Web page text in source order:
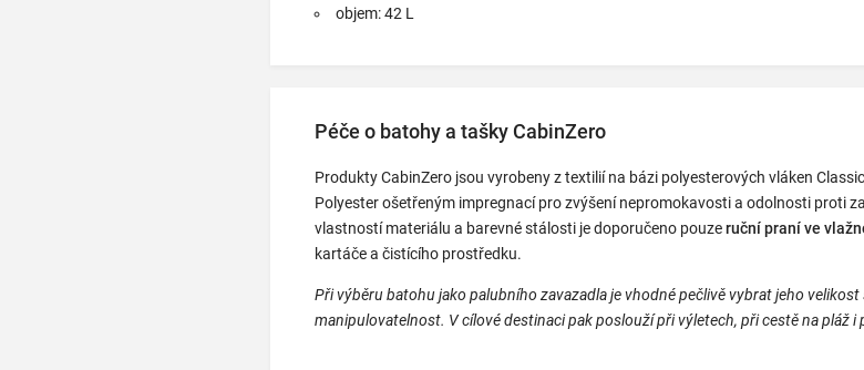
objem: 42 L
Péče o batohy a tašky CabinZero
Produkty CabinZero jsou vyrobeny z textilií na bázi polyesterových vláken
Polyester ošetřeným impregnací pro zvýšení nepromokavosti a odolnosti proti
vlastností materiálu a barevné stálosti je doporučeno pouzeruční praní ve
kartáče a čistícího prostředku.
Při výběru batohu jako palubního zavazadla je vhodné pečlivě vybrat jeho
manipulovatelnost. V cílové destinaci pak poslouží při výletech, při cestě na pláž i